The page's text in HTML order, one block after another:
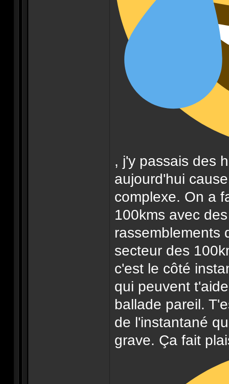
, j'y passais des
aujourd'hui
complexe. On a
100kms avec
rassemblements
secteur des
c'est le côté
qui peuvent
ballade pareil.
de l'instantané
grave. Ça fait